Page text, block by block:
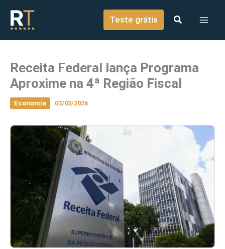
conteúdo
Teste grátis
Receita Federal lança Programa
Aproxime na 4ª Região Fiscal
Economia 03/03/2026